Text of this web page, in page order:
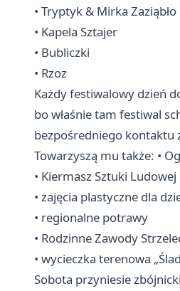
• Tryptyk & Mirka
• Kapela Sztajer
• Bubliczki
• Rzoz
Każdy festiwalowy dzień
bo właśnie tam festiwal
bezpośredniego kontaktu
Towarzyszą mu także: •
• Kiermasz Sztuki Ludowej
• zajęcia plastyczne dla
• regionalne potrawy
• Rodzinne Zawody
• wycieczka terenowa
Sobota przyniesie